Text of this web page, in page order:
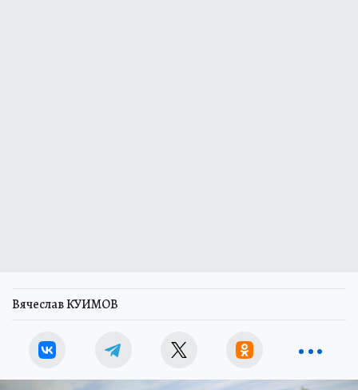
Вячеслав КУИМОВ